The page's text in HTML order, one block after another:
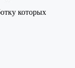
которых